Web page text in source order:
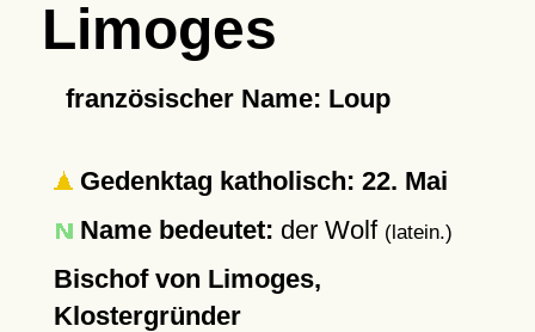
Limoges
französischer Name: Loup
Gedenktag katholisch: 22. Mai
Name bedeutet: der Wolf (latein.)
Bischof von Limoges,
Klostergründer